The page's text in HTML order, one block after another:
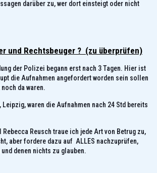
darüber zu, wer dort einsteigt oder nicht
und Rechtsbeuger ? (zu überprüfen)
der Polizei begann erst nach 3 Tagen. Hier ist
die Aufnahmen angefordert worden sein sollen
da waren.
Leipzig, waren die Aufnahmen nach 24 Std bereits
Rebecca Reusch traue ich jede Art von Betrug zu,
aber fordere dazu auf ALLES nachzuprüfen,
denen nichts zu glauben.